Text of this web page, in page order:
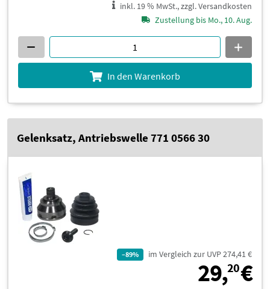
inkl. 19 % MwSt., zzgl. Versandkosten
Zustellung bis Mo., 10. Aug.
In den Warenkorb
Gelenksatz, Antriebswelle 771 0566 30
–89% im Vergleich zur UVP 274,41 €
29,20€